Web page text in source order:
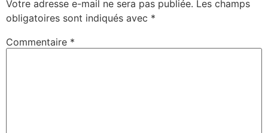
Votre adresse e-mail ne sera pas publiée. Les champs
obligatoires sont indiqués avec *
Commentaire *